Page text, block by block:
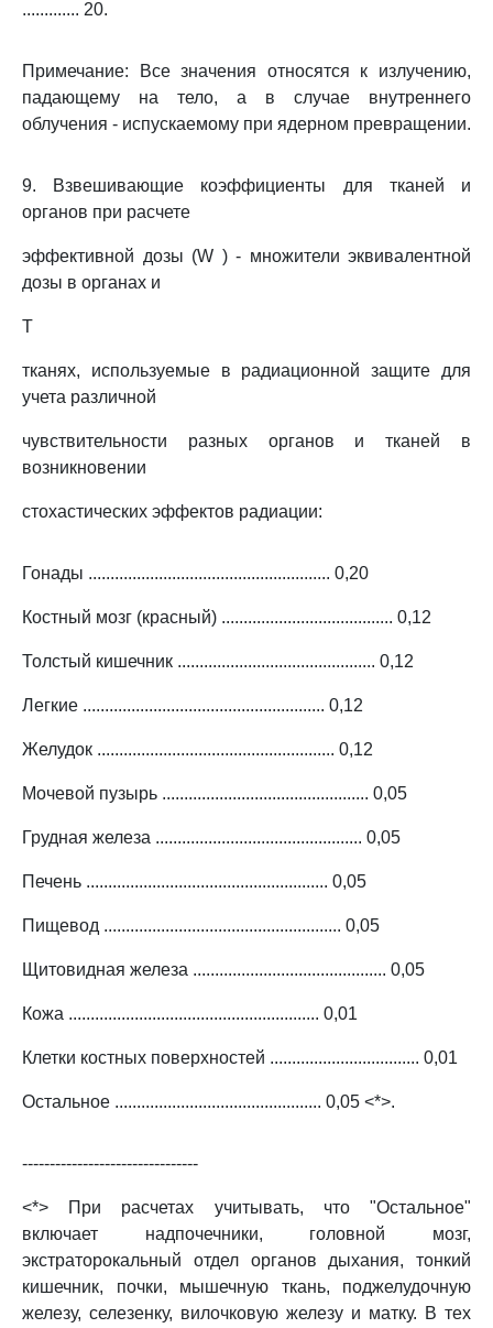
............. 20.
Примечание: Все значения относятся к излучению,
падающему на тело, а в случае внутреннего
облучения - испускаемому при ядерном превращении.
9. Взвешивающие коэффициенты для тканей и
органов при расчете
эффективной дозы (W ) - множители эквивалентной
дозы в органах и
T
тканях, используемые в радиационной защите для
учета различной
чувствительности разных органов и тканей в
возникновении
стохастических эффектов радиации:
Гонады ....................................................... 0,20
Костный мозг (красный) ....................................... 0,12
Толстый кишечник ............................................. 0,12
Легкие ....................................................... 0,12
Желудок ...................................................... 0,12
Мочевой пузырь ............................................... 0,05
Грудная железа ............................................... 0,05
Печень ....................................................... 0,05
Пищевод ...................................................... 0,05
Щитовидная железа ............................................ 0,05
Кожа ......................................................... 0,01
Клетки костных поверхностей .................................. 0,01
Остальное ............................................... 0,05 <*>.
--------------------------------
<*> При расчетах учитывать, что "Остальное"
включает надпочечники, головной мозг,
экстраторокальный отдел органов дыхания, тонкий
кишечник, почки, мышечную ткань, поджелудочную
железу, селезенку, вилочковую железу и матку. В тех